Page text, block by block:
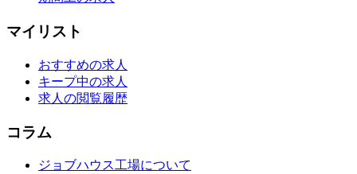
マイリスト
おすすめの求人
キープ中の求人
求人の閲覧履歴
コラム
ジョブハウス工場について